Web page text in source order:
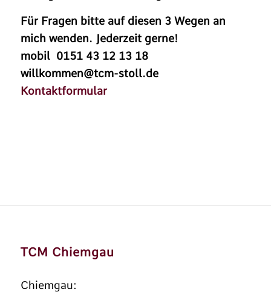
Für Fragen bitte auf diesen 3 Wegen an
mich wenden. Jederzeit gerne!
mobil 0151 43 12 13 18
willkommen@tcm-stoll.de
Kontaktformular
TCM Chiemgau
Chiemgau: